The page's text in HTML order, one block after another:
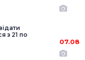
з 21 по
07.08